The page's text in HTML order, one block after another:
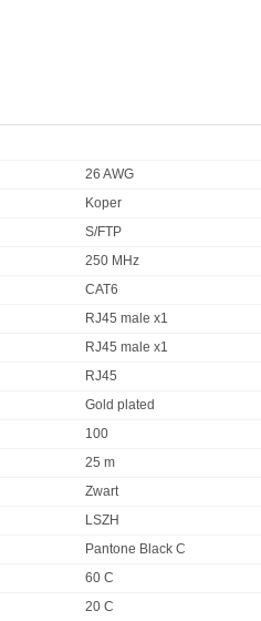
26 AWG
Koper
S/FTP
250 MHz
CAT6
RJ45 male x1
RJ45 male x1
RJ45
Gold plated
100
25 m
Zwart
LSZH
Pantone Black C
60 C
20 C